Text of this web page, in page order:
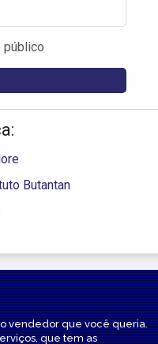
público
Butantan
vendedor que você queria.
que tem as